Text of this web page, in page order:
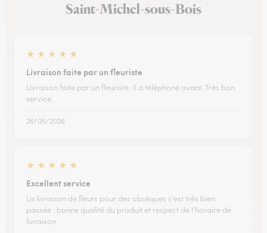
Saint-Michel-sous-Bois
★ ★ ★ ★ ★
Livraison faite par un fleuriste
Livraison faite par un fleuriste. Il a téléphoné avant. Très bon
service.
26/05/2026
★ ★ ★ ★ ★
Excellent service
La livraison de fleurs pour des obsèques s'est très bien
passée : bonne qualité du produit et respect de l'horaire de
livraison